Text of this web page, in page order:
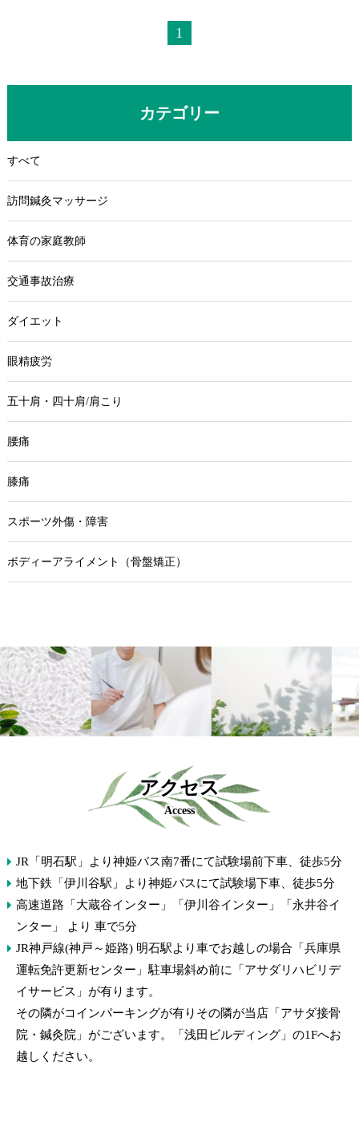
1
カテゴリー
すべて
訪問鍼灸マッサージ
体育の家庭教師
交通事故治療
ダイエット
眼精疲労
五十肩・四十肩/肩こり
腰痛
膝痛
スポーツ外傷・障害
ボディーアライメント（骨盤矯正）
アクセス
Access
JR「明石駅」より神姫バス南7番にて試験場前下車、徒歩5分
地下鉄「伊川谷駅」より神姫バスにて試験場下車、徒歩5分
高速道路「大蔵谷インター」「伊川谷インター」「永井谷イ
ンター」 より 車で5分
JR神戸線(神戸～姫路) 明石駅より車でお越しの場合「兵庫県
運転免許更新センター」駐車場斜め前に「アサダリハビリデ
イサービス」が有ります。
その隣がコインパーキングが有りその隣が当店「アサダ接骨
院・鍼灸院」がございます。「浅田ビルディング」の1Fへお
越しください。